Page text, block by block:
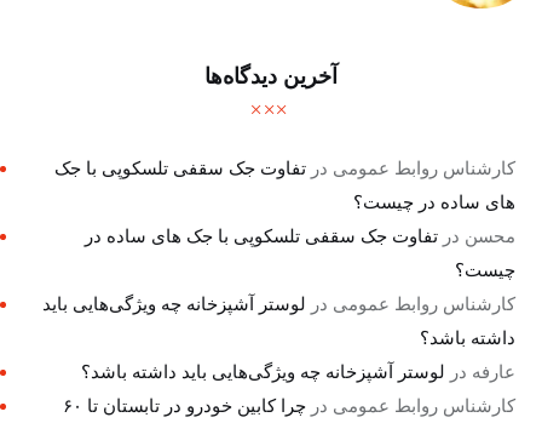
آخرین دیدگاه‌ها
کارشناس روابط عمومی درتفاوت جک سقفی تلسکوپی با جک
های ساده در چیست؟
محسن درتفاوت جک سقفی تلسکوپی با جک های ساده در
چیست؟
کارشناس روابط عمومی در لوستر آشپزخانه چه ویژگی‌هایی باید
داشته باشد؟
عارفه در لوستر آشپزخانه چه ویژگی‌هایی باید داشته باشد؟
کارشناس روابط عمومی در چرا کابین خودرو در تابستان تا ۶۰